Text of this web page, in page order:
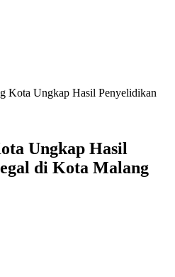
Kota Ungkap Hasil Penyelidikan
Ungkap Hasil
di Kota Malang